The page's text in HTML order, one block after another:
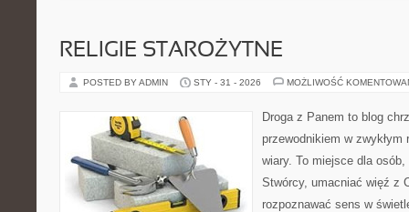
RELIGIE STAROŻYTNE
POSTED BY ADMIN STY - 31 - 2026 MOŻLIWOŚĆ
Droga z Panem to blog
przewodnikiem w
wiary. To miejsce dla
Stwórcy, umacniać więź z
rozpoznawać sens w